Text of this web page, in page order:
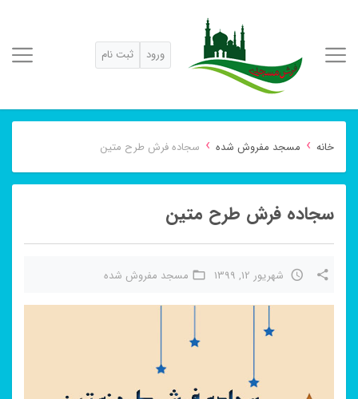
ورود ثبت نام
خانه › مسجد مفروش شده › سجاده فرش طرح متین
سجاده فرش طرح متین
شهریور 12, 1399 مسجد مفروش شده